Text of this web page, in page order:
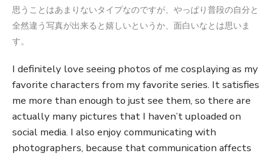
思うことはあまりないタイプなのですが、やっぱり普段の自分と
全然違う写真が出来ると嬉しいというか、面白いなとは思いま
す。
I definitely love seeing photos of me cosplaying as my
favorite characters from my favorite series. It satisfies
me more than enough to just see them, so there are
actually many pictures that I haven’t uploaded on
social media. I also enjoy communicating with
photographers, because that communication affects